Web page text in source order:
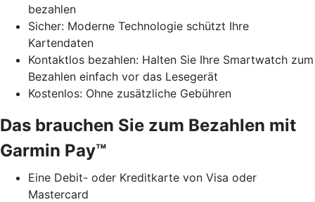
bezahlen
Sicher: Moderne Technologie schützt Ihre
Kartendaten
Kontaktlos bezahlen: Halten Sie Ihre Smartwatch zum
Bezahlen einfach vor das Lesegerät
Kostenlos: Ohne zusätzliche Gebühren
Das brauchen Sie zum Bezahlen mit
Garmin Pay™
Eine Debit- oder Kreditkarte von Visa oder
Mastercard